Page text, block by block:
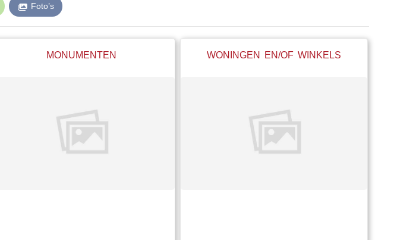
Foto’s
MONUMENTEN WONINGEN EN/OF WINKELS